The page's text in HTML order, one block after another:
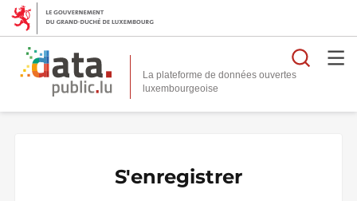
La plateforme de données ouvertes
S'enregistrer